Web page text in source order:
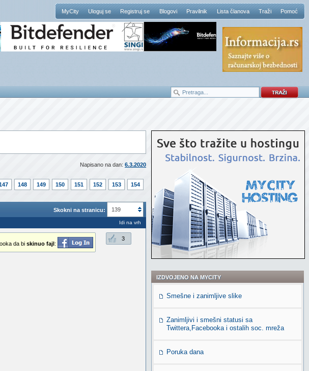
MyCity Uloguj se Registruj se Blogovi Pravilnik Lista članova Traži Pomoć
Napisano na dan: 6.3.2020
148 149 150 151 152 153 154
Skokni na stranicu: 139
Idi na vrh
3
da bi skinuo fajl:
IZDVOJENO NA MYCITY
Smešne i zanimljive slike
Zanimljivi i smešni statusi sa
Twittera,Facebooka i ostalih soc. mreža
Poruka dana